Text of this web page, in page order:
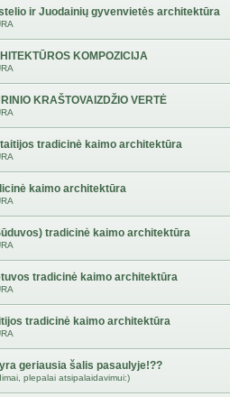
ir Juodainių gyvenvietės architektūra
KOMPOZICIJA
KRAŠTOVAIZDŽIO VERTĖ
tradicinė kaimo architektūra
kaimo architektūra
tradicinė kaimo architektūra
tradicinė kaimo architektūra
tradicinė kaimo architektūra
geriausia šalis pasaulyje!??
plepalai atsipalaidavimui:)